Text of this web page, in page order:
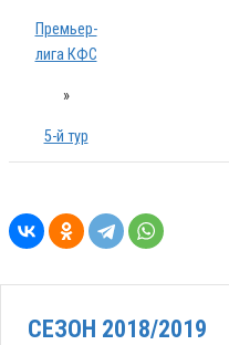
Премьер-
лига КФС
»
5-й тур
СЕЗОН 2018/2019